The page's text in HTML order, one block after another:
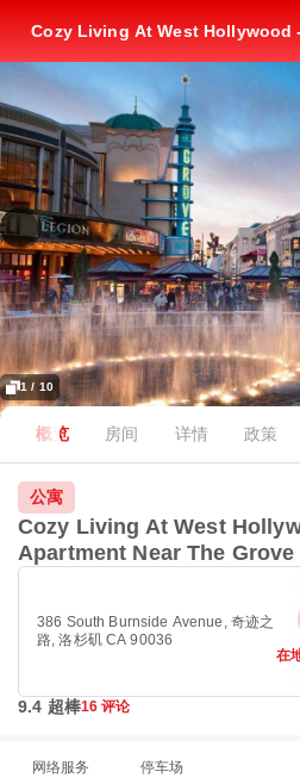
Cozy Living At West Hollywood
1 / 10
概览 房间 详情 政策
公寓
Cozy Living At West
Apartment Near The Grove
386 South Burnside Avenue, 奇迹之
路, 洛杉矶 CA 90036
在
9.4 超棒16 评论
网络服务 停车场